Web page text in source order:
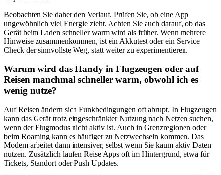
Beobachten Sie daher den Verlauf. Prüfen Sie, ob eine App
ungewöhnlich viel Energie zieht. Achten Sie auch darauf, ob das
Gerät beim Laden schneller warm wird als früher. Wenn mehrere
Hinweise zusammenkommen, ist ein Akkutest oder ein Service
Check der sinnvollste Weg, statt weiter zu experimentieren.
Warum wird das Handy in Flugzeugen oder auf
Reisen manchmal schneller warm, obwohl ich es
wenig nutze?
Auf Reisen ändern sich Funkbedingungen oft abrupt. In Flugzeugen
kann das Gerät trotz eingeschränkter Nutzung nach Netzen suchen,
wenn der Flugmodus nicht aktiv ist. Auch in Grenzregionen oder
beim Roaming kann es häufiger zu Netzwechseln kommen. Das
Modem arbeitet dann intensiver, selbst wenn Sie kaum aktiv Daten
nutzen. Zusätzlich laufen Reise Apps oft im Hintergrund, etwa für
Tickets, Standort oder Push Updates.